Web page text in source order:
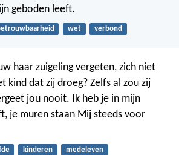
geboden leeft.
wet verbond
haar zuigeling vergeten, zich niet
kind dat zij droeg? Zelfs al zou zij
jou nooit. Ik heb je in mijn
je muren staan Mij steeds voor
kinderen medeleven